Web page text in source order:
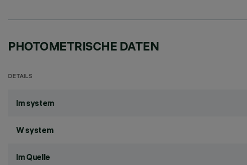
PHOTOMETRISCHE DATEN
DETAILS
lm system
W system
lm Quelle